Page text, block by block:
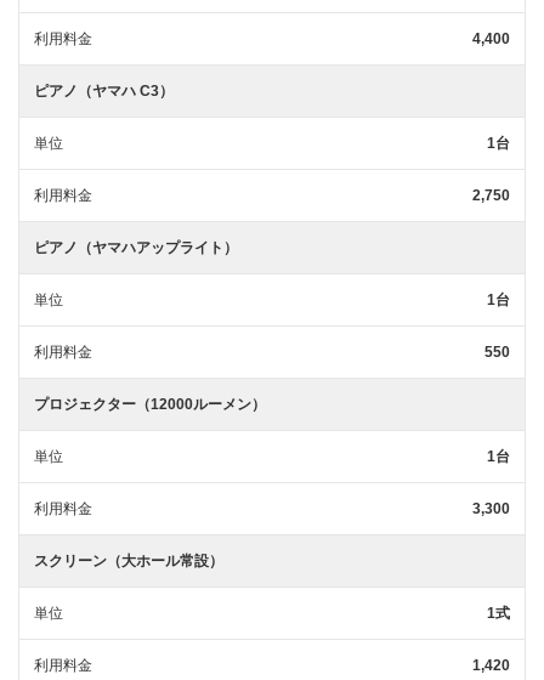
利用料金 4,400
ピアノ（ヤマハ C3）
単位 1台
利用料金 2,750
ピアノ（ヤマハアップライト）
単位 1台
利用料金 550
プロジェクター（12000ルーメン）
単位 1台
利用料金 3,300
スクリーン（大ホール常設）
単位 1式
利用料金 1,420